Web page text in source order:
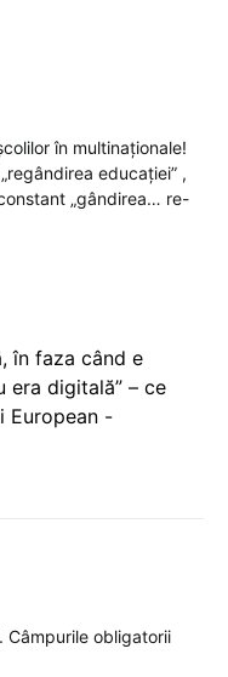
în multinaționale!
educației” ,
„gândirea… re-
în faza când e
era digitală” – ce
European -
Câmpurile obligatorii